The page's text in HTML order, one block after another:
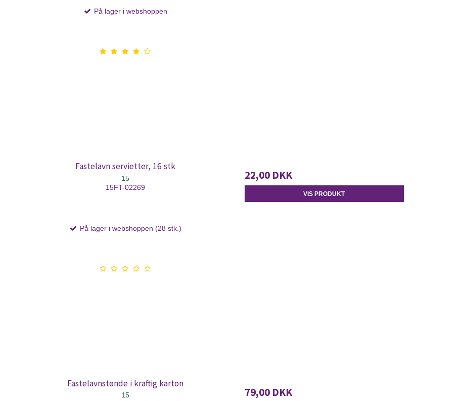
På lager i webshoppen
Fastelavn servietter, 16 stk
15
15FT-02269
På lager i webshoppen (28 stk.)
22,00 DKK
VIS PRODUKT
Fastelavnstønde i kraftig karton
15
79,00 DKK